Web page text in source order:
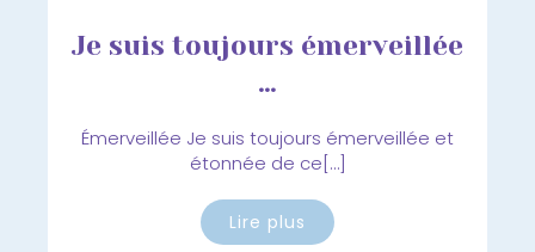
Je suis toujours émerveillée
…
Émerveillée Je suis toujours émerveillée et
étonnée de ce[…]
Lire plus